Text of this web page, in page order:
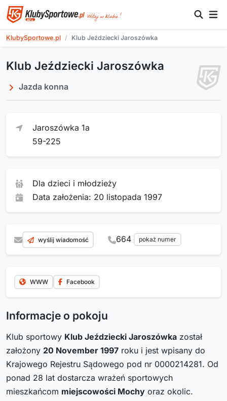
KlubySportowe.pl Klub Jeździecki Jaroszówka
Klub Jeździecki Jaroszówka
Jazda konna
Jaroszówka 1a
59-225
Dla dzieci i młodzieży
Data założenia: 20 listopada 1997
wyślij wiadomość 664 pokaż numer
WWW Facebook
Informacje o pokoju
Klub sportowy Klub Jeździecki Jaroszówka został
założony 20 November 1997 roku i jest wpisany do
Krajowego Rejestru Sądowego pod nr 0000214281. Od
ponad 28 lat dostarcza wrażeń sportowych
mieszkańcom miejscowości Mochy oraz okolic.